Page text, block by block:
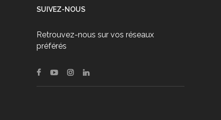
SUIVEZ-NOUS
Retrouvez-nous sur vos réseaux
préférés